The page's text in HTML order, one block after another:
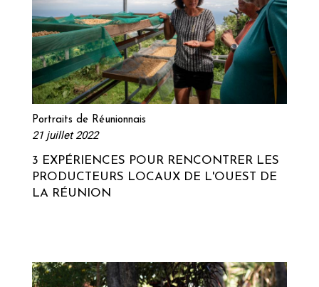
Portraits de Réunionnais
21 juillet 2022
3 EXPÉRIENCES POUR RENCONTRER LES
PRODUCTEURS LOCAUX DE L'OUEST DE
LA RÉUNION